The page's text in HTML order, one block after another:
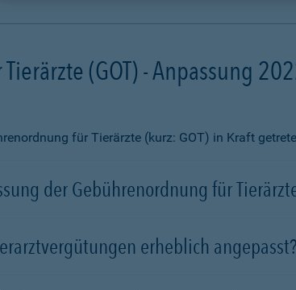
(GOT) - Anpassung
für Tierärzte (kurz: GOT) in Kraft
der Gebührenordnung für
erheblich angepasst?